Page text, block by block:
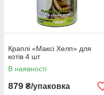
Краплі «Максі Хелп» для
котів 4 шт
В наявності
879 ₴/упаковка